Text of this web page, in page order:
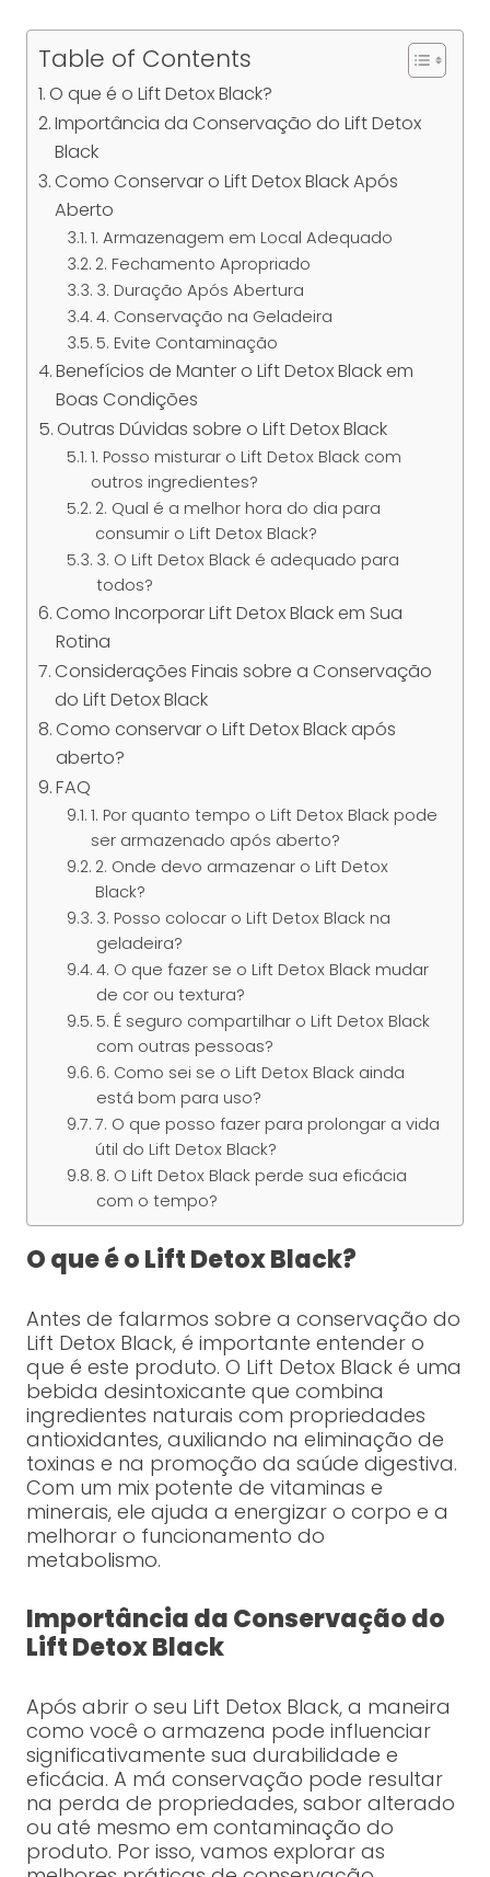
Table of Contents
O que é o Lift Detox Black?
Importância da Conservação do Lift Detox
Black
Como Conservar o Lift Detox Black Após
Aberto
1. Armazenagem em Local Adequado
2. Fechamento Apropriado
3. Duração Após Abertura
4. Conservação na Geladeira
5. Evite Contaminação
Benefícios de Manter o Lift Detox Black em
Boas Condições
Outras Dúvidas sobre o Lift Detox Black
1. Posso misturar o Lift Detox Black com
outros ingredientes?
2. Qual é a melhor hora do dia para
consumir o Lift Detox Black?
3. O Lift Detox Black é adequado para
todos?
Como Incorporar Lift Detox Black em Sua
Rotina
Considerações Finais sobre a Conservação
do Lift Detox Black
Como conservar o Lift Detox Black após
aberto?
FAQ
1. Por quanto tempo o Lift Detox Black pode
ser armazenado após aberto?
2. Onde devo armazenar o Lift Detox
Black?
3. Posso colocar o Lift Detox Black na
geladeira?
4. O que fazer se o Lift Detox Black mudar
de cor ou textura?
5. É seguro compartilhar o Lift Detox Black
com outras pessoas?
6. Como sei se o Lift Detox Black ainda
está bom para uso?
7. O que posso fazer para prolongar a vida
útil do Lift Detox Black?
8. O Lift Detox Black perde sua eficácia
com o tempo?
O que é o Lift Detox Black?
Antes de falarmos sobre a conservação do
Lift Detox Black, é importante entender o
que é este produto. O Lift Detox Black é uma
bebida desintoxicante que combina
ingredientes naturais com propriedades
antioxidantes, auxiliando na eliminação de
toxinas e na promoção da saúde digestiva.
Com um mix potente de vitaminas e
minerais, ele ajuda a energizar o corpo e a
melhorar o funcionamento do
metabolismo.
Importância da Conservação do
Lift Detox Black
Após abrir o seu Lift Detox Black, a maneira
como você o armazena pode influenciar
significativamente sua durabilidade e
eficácia. A má conservação pode resultar
na perda de propriedades, sabor alterado
ou até mesmo em contaminação do
produto. Por isso, vamos explorar as